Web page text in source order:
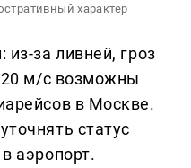
характер
за ливней, гроз
м/с возможны
в Москве.
статус
аэропорт.